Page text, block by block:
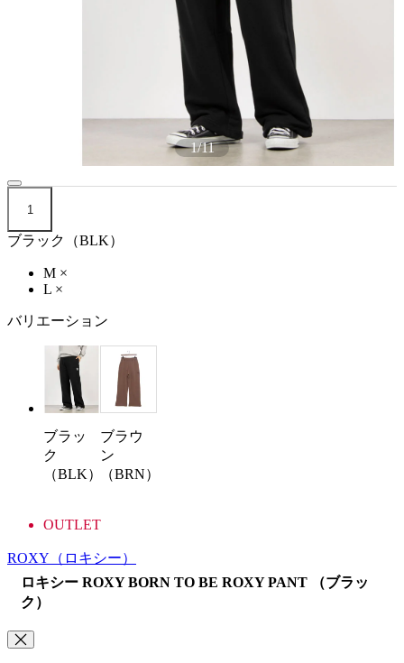
1/11
1
ブラック（BLK）
M ×
L ×
バリエーション
ブラッ
ク
（BLK）
ブラウ
ン
（BRN）
OUTLET
ROXY （ロキシー）
ロキシー ROXY BORN TO BE ROXY PANT （ブラッ
ク）